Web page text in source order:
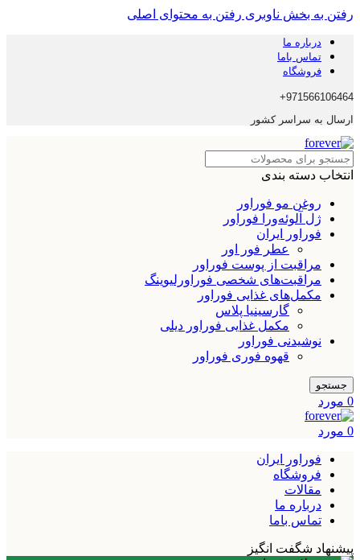
رفتن به بخش ناوبری رفتن به محتوای اصلی
درباره ما
تماس باما
فروشگاه
971566106464+
ارسال به سراسر کشور
انتخاب دسته بندی
روغن مو فوراور
ژل آلوئه‌ورا فوراور
فوراور ایران
عطر فور اور
مراقبت از پوست فوراور
مراقبت‌های شخصی فوراورلیوینگ
مکمل‌های غذایی فوراور
گارسینیا پلاس
مکمل غذایی فوراور دیلی
نوشیدنی فوراور
قهوه فوری فوراور
جستجو
0 مورد
0 مورد
فوراور ایران
فروشگاه
مقالات
درباره ما
تماس باما
پیشنهاد شگفت انگیز